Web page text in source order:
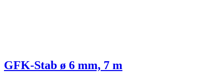
GFK-Stab ø 6 mm, 7 m